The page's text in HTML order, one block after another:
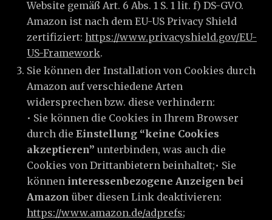
Website gemäß Art. 6 Abs. 1 S. 1 lit. f) DS-GVO.
Amazon ist nach dem EU-US Privacy Shield
zertifiziert: https://www.privacyshield.gov/EU-
US-Framework.
Sie können der Installation von Cookies durch
Amazon auf verschiedene Arten
widersprechen bzw. diese verhindern:
• Sie können die Cookies in Ihrem Browser
durch die Einstellung “keine Cookies
akzeptieren” unterbinden, was auch die
Cookies von Drittanbietern beinhaltet;• Sie
können interessenbezogene Anzeigen bei
Amazon über diesen Link deaktivieren:
https://www.amazon.de/adprefs;